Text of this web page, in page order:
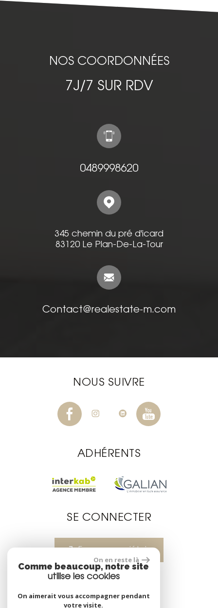
NOS COORDONNÉES
7J/7 SUR RDV
0489998620
Contact@realestate-m.com
345 chemin du pré d'icard
83120 Le Plan-De-La-Tour
NOUS SUIVRE
ADHÉRENTS
SE CONNECTER
Espace propriétaire
On en reste là
Comme beaucoup, notre site
utilise les cookies
On aimerait vous accompagner pendant
votre visite.